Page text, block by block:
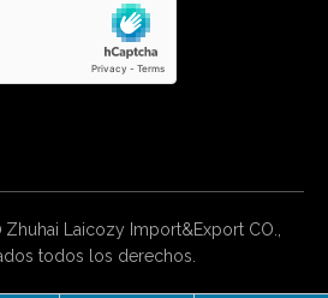
Zhuhai Laicozy Import&Export CO.,
todos los derechos.